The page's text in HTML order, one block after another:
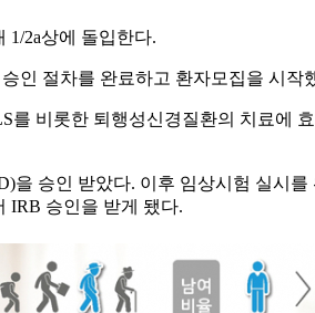
1/2a상에 돌입한다.
인 절차를 완료하고 환자모집을 시작
를 비롯한 퇴행성신경질환의 치료에
승인 받았다. 이후 임상시험 실시
IRB 승인을 받게 됐다.